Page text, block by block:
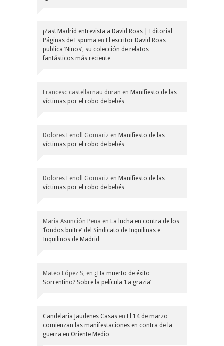
¡Zas! Madrid entrevista a David Roas | Editorial
Páginas de Espuma en El escritor David Roas
publica ‘Niños’, su colección de relatos
fantásticos más reciente
Francesc castellarnau duran en Manifiesto de las
víctimas por el robo de bebés
Dolores Fenoll Gomariz en Manifiesto de las
víctimas por el robo de bebés
Dolores Fenoll Gomariz en Manifiesto de las
víctimas por el robo de bebés
Maria Asunción Peña en La lucha en contra de los
‘fondos buitre’ del Sindicato de Inquilinas e
Inquilinos de Madrid
Mateo López S, en ¿Ha muerto de éxito
Sorrentino? Sobre la película ‘La grazia’
Candelaria Jaudenes Casas en El 14 de marzo
comienzan las manifestaciones en contra de la
guerra en Oriente Medio